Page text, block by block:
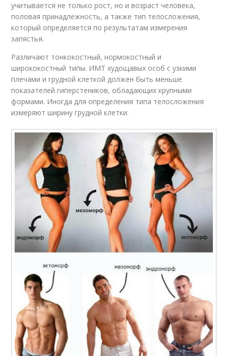
учитывается не только рост, но и возраст человека,
половая принадлежность, а также тип телосложения,
который определяется по результатам измерения
запястья.
Различают тонкокостный, нормокостный и
ширококостный типы. ИМТ худощавых особ с узкими
плечами и грудной клеткой должен быть меньше
показателей гиперстеников, обладающих крупными
формами. Иногда для определения типа телосложения
измеряют ширину грудной клетки.